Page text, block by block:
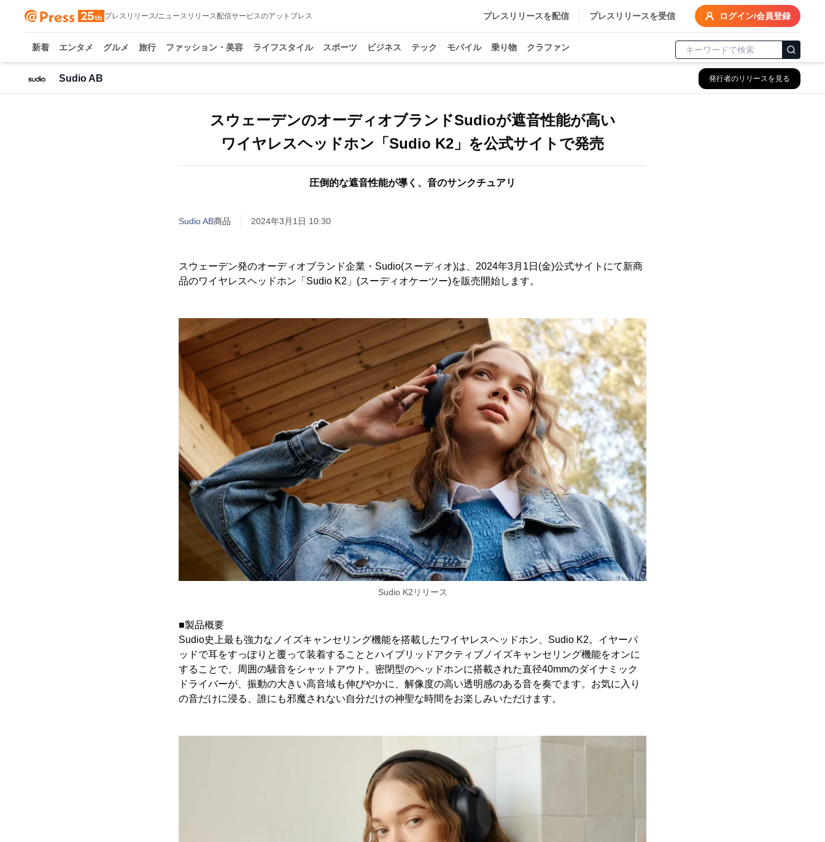
プレスリリース/ニュースリリース配信サービスのアットプレス プレスリリースを配信 プレスリリースを受信 ログイン/会員登録
新着 エンタメ グルメ 旅行 ファッション・美容 ライフスタイル スポーツ ビジネス テック モバイル 乗り物 クラファン
Sudio AB 発行者のリリースを見る
スウェーデンのオーディオブランドSudioが遮音性能が高い
ワイヤレスヘッドホン「Sudio K2」を公式サイトで発売
圧倒的な遮音性能が導く、音のサンクチュアリ
Sudio AB商品 2024年3月1日 10:30
スウェーデン発のオーディオブランド企業・Sudio(スーディオ)は、2024年3月1日(金)公式サイトにて新商
品のワイヤレスヘッドホン「Sudio K2」(スーディオケーツー)を販売開始します。
Sudio K2リリース
■製品概要
Sudio史上最も強力なノイズキャンセリング機能を搭載したワイヤレスヘッドホン、Sudio K2。イヤーパ
ッドで耳をすっぽりと覆って装着することとハイブリッドアクティブノイズキャンセリング機能をオンに
することで、周囲の騒音をシャットアウト。密閉型のヘッドホンに搭載された直径40mmのダイナミック
ドライバーが、振動の大きい高音域も伸びやかに、解像度の高い透明感のある音を奏でます。お気に入り
の音だけに浸る、誰にも邪魔されない自分だけの神聖な時間をお楽しみいただけます。